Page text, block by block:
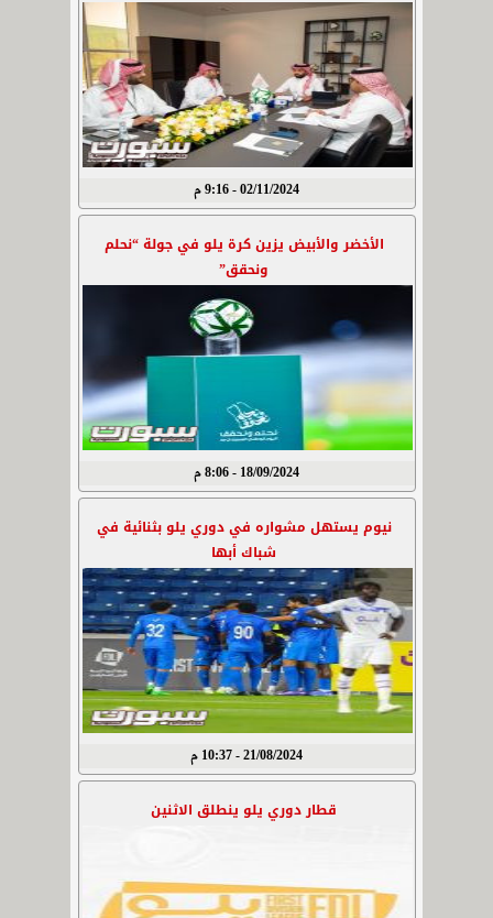
02/11/2024 - 9:16 م
الأخضر والأبيض يزين كرة يلو في جولة “نحلم
ونحقق”
18/09/2024 - 8:06 م
نيوم يستهل مشواره في دوري يلو بثنائية في
شباك أبها
21/08/2024 - 10:37 م
قطار دوري يلو ينطلق الاثنين